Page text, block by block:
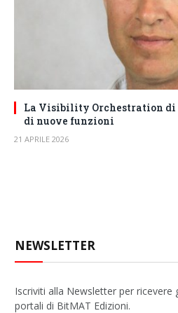
La Visibility Orchestration
di nuove funzioni
21 APRILE 2026
NEWSLETTER
Iscriviti alla Newsletter per ricevere
portali di BitMAT Edizioni.